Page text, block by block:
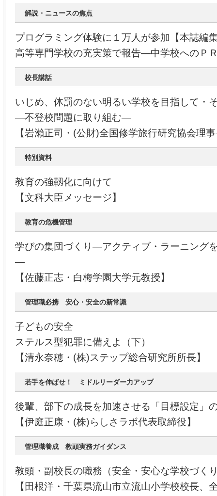
解説・ニュースの焦点
プログラミング体験に１万人が参加【本誌編
高等専門学校の充実策で報告―中学校へのＰ
校長講話
いじめ、体罰のない明るい学校を目指して・
―不登校問題に取り組む―
【岩瀨正司・(公財)全国修学旅行研究協会理
特別資料
教育の強靱化に向けて
【文科大臣メッセージ】
教育の危機管理
学びの集団づくり―アクティブ・ラーニング
―
【佐藤正志・白梅学園大学元教授】
管理職必携 安心・安全の新常識
子どもの安全
ステルス型犯罪に備えよ（下）
【清永奈穂・(株)ステップ総合研究所所長】
若手を伸ばせ！ ミドルリーダー力アップ
後輩、部下の成長を加速させる「目標設定」
【伊庭正康・(株)らしさラボ代表取締役】
管理職養成 教頭実務ガイダンス
教頭・副校長の職務（安全・安心な学校づく
【田根洋・千葉県流山市立流山小学校校長、